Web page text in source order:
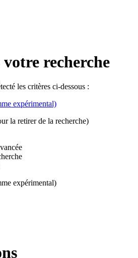
recherche
les critères ci-dessous :
expérimental)
la retirer de la recherche)
expérimental)